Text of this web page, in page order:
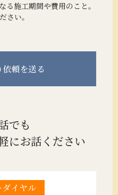
る施工期間や費用のこと。
さい。
依頼を送る
でも
にお話ください
ダイヤル